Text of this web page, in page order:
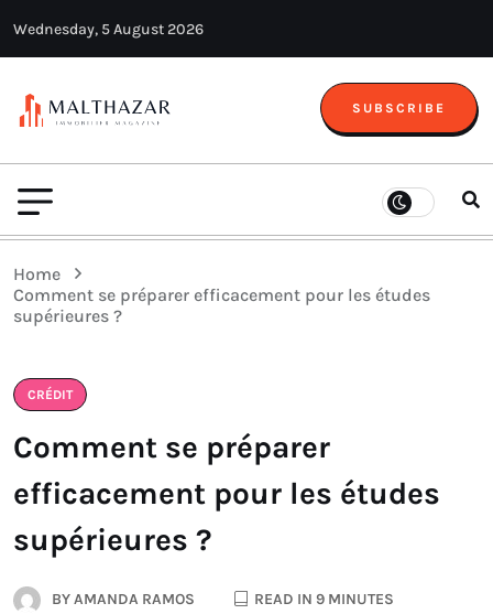
Wednesday, 5 August 2026
SUBSCRIBE
Home
Comment se préparer efficacement pour les études
supérieures ?
CRÉDIT
Comment se préparer
efficacement pour les études
supérieures ?
BYAMANDA RAMOS READ IN 9 MINUTES